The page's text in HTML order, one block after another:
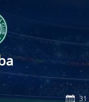
31